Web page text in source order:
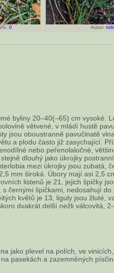
0 Autor: robi
byliny 20–40(–65) cm vysoké.
větvené, v mládí hustě
jsou oboustranně pavučinatě
a plodu často již zasychající.
nebo peřenolaločné,
dlouhý jako úkrojky
mezi úkrojky jsou zubatá,
mm široká. Úbory mají asi 2,5
listenů je 21, jejich špičky
s černými špičkami, nedosahují
květů je 13, liguly jsou žluté,
dvakrát delší nežli válcovitá,
jako plevel na polích, ve
pasekách a zazemněných